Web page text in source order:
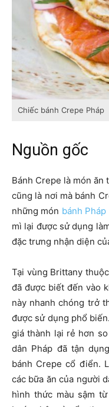
Chiếc bánh Crepe Pháp
Nguồn gốc
Bánh Crepe là món ăn
cũng là nơi mà bánh
những món bánh Pháp
mì lại được sử dụng
đặc trưng nhận diện
Tại vùng Brittany
đã được biết đến vào
này nhanh chóng trở
được sử dụng phổ
giá thành lại rẻ hơn
dân Pháp đã tận
bánh Crepe cổ điển.
các bữa ăn của người
hình thức màu sậm